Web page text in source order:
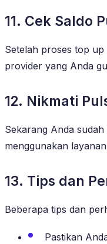
11. Cek Saldo
Setelah proses top
provider yang Anda
12. Nikmati
Sekarang Anda
menggunakan
13. Tips dan
Beberapa tips dan
Pastikan